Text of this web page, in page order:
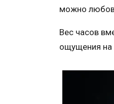
можно
Вес часов
ощущения на